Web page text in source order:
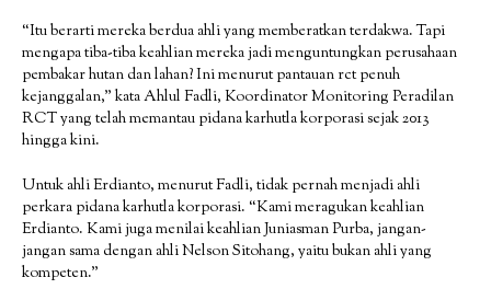
“Itu berarti mereka berdua ahli yang memberatkan terdakwa. Tapi
mengapa tiba-tiba keahlian mereka jadi menguntungkan perusahaan
pembakar hutan dan lahan? Ini menurut pantauan rct penuh
kejanggalan,” kata Ahlul Fadli, Koordinator Monitoring Peradilan
RCT yang telah memantau pidana karhutla korporasi sejak 2013
hingga kini.
Untuk ahli Erdianto, menurut Fadli, tidak pernah menjadi ahli
perkara pidana karhutla korporasi. “Kami meragukan keahlian
Erdianto. Kami juga menilai keahlian Juniasman Purba, jangan-
jangan sama dengan ahli Nelson Sitohang, yaitu bukan ahli yang
kompeten.”